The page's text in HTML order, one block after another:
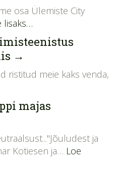
osa Ülemiste City
lisaks…
→
ristitud meie kaks venda,
majas
ja
Kotiesen ja… Loe